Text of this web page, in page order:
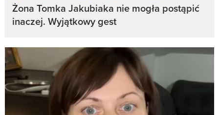
Żona Tomka Jakubiaka nie mogła postąpić
inaczej. Wyjątkowy gest